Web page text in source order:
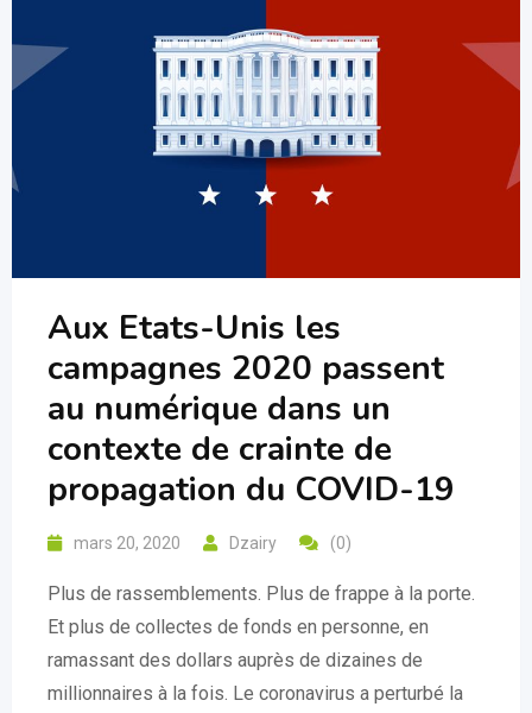
Aux Etats-Unis les
campagnes 2020 passent
au numérique dans un
contexte de crainte de
propagation du COVID-19
mars 20, 2020 Dzairy (0)
Plus de rassemblements. Plus de frappe à la porte.
Et plus de collectes de fonds en personne, en
ramassant des dollars auprès de dizaines de
millionnaires à la fois. Le coronavirus a perturbé la